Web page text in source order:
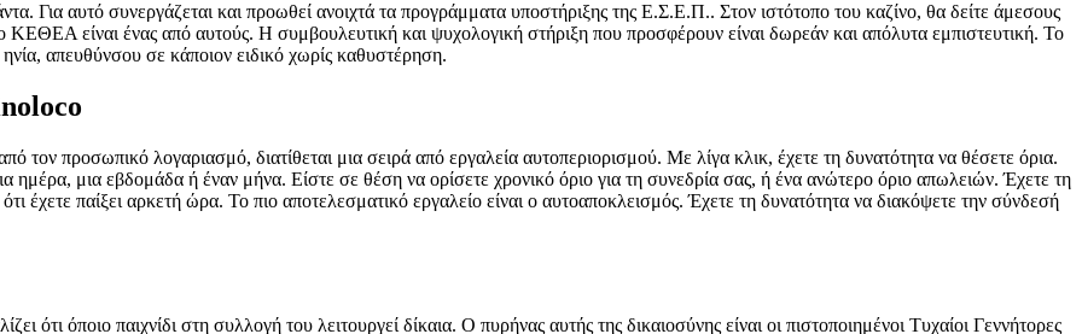
Για αυτό συνεργάζεται και προωθεί ανοιχτά τα προγράμματα υποστήριξης της Ε.Σ.Ε.Π.. Στον ιστότοπο του καζίνο, θα δείτε άμεσους
ΚΕΘΕΑ είναι ένας από αυτούς. Η συμβουλευτική και ψυχολογική στήριξη που προσφέρουν είναι δωρεάν και απόλυτα εμπιστευτική. Το
απευθύνσου σε κάποιον ειδικό χωρίς καθυστέρηση.
τον προσωπικό λογαριασμό, διατίθεται μια σειρά από εργαλεία αυτοπεριορισμού. Με λίγα κλικ, έχετε τη δυνατότητα να θέσετε όρια.
ημέρα, μια εβδομάδα ή έναν μήνα. Είστε σε θέση να ορίσετε χρονικό όριο για τη συνεδρία σας, ή ένα ανώτερο όριο απωλειών. Έχετε τη
έχετε παίξει αρκετή ώρα. Το πιο αποτελεσματικό εργαλείο είναι ο αυτοαποκλεισμός. Έχετε τη δυνατότητα να διακόψετε την σύνδεσή
ότι όποιο παιχνίδι στη συλλογή του λειτουργεί δίκαια. Ο πυρήνας αυτής της δικαιοσύνης είναι οι πιστοποιημένοι Τυχαίοι Γεννήτορες